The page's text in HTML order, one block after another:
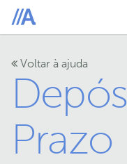
Voltar à ajuda
Prazo